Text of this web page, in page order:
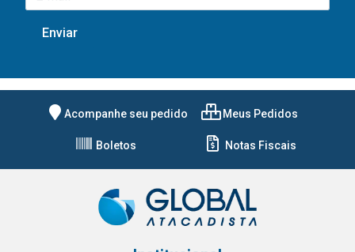
Acompanhe seu pedido Meus Pedidos
Boletos Notas Fiscais